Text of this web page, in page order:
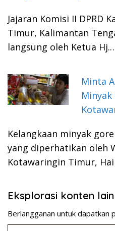
Jajaran Komisi II DPRD
Timur, Kalimantan
langsung oleh Ketua
Minta
Kelangkaan minyak
yang diperhatikan oleh
Kotawaringin Timur,
Eksplorasi konten
Berlangganan untuk dapatkan
Ketikkan email Anda...